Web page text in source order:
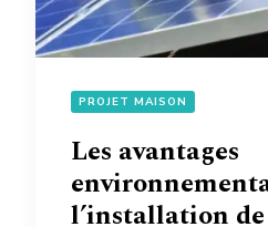
PROJET MAISON
Les avantages
l’installation